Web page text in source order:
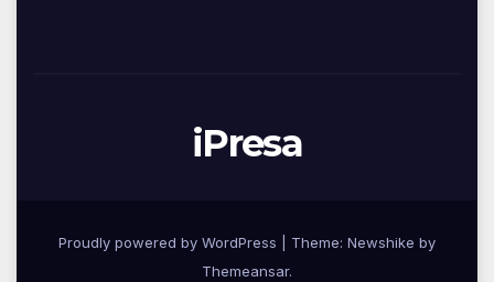
iPresa
Proudly powered by WordPress Theme: Newshike by
Themeansar.